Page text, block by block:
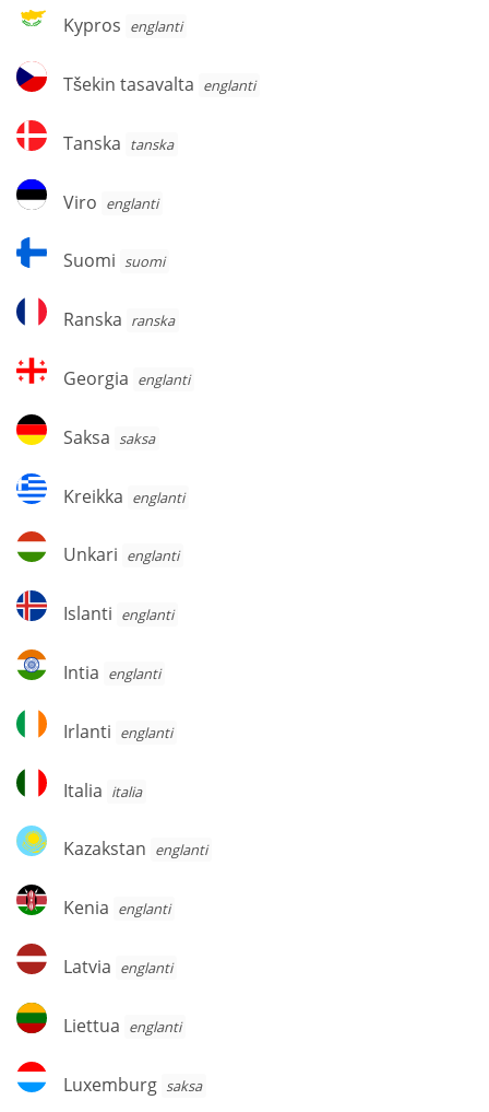
Kypros
Kypros englanti
Tšekin
tasavalta
Tšekin tasavalta englanti
Tanska
Tanska tanska
Viro
Viro englanti
Suomi
Suomi suomi
Ranska
Ranska ranska
Georgia
Georgia englanti
Saksa
Saksa saksa
Kreikka
Kreikka englanti
Unkari
Unkari englanti
Islanti
Islanti englanti
Intia
Intia englanti
Irlanti
Irlanti englanti
Italia
Italia italia
Kazakstan
Kazakstan englanti
Kenia
Kenia englanti
Latvia
Latvia englanti
Liettua
Liettua englanti
Luxemburg
Luxemburg saksa